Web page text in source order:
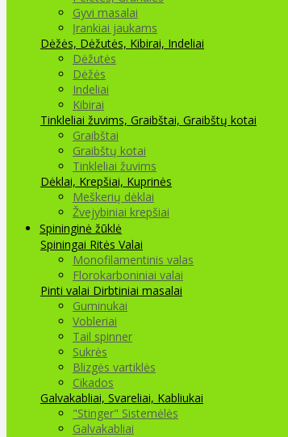
Gyvi masalai
Įrankiai jaukams
Dėžės, Dėžutės, Kibirai, Indeliai
Dėžutės
Dėžės
Indeliai
Kibirai
Tinkleliai žuvims, Graibštai, Graibštų kotai
Graibštai
Graibštų kotai
Tinkleliai žuvims
Dėklai, Krepšiai, Kuprinės
Meškerių dėklai
Žvejybiniai krepšiai
Spininginė žūklė
Spiningai Ritės Valai
Monofilamentinis valas
Florokarboniniai valai
Pinti valai Dirbtiniai masalai
Guminukai
Vobleriai
Tail spinner
Sukrės
Blizgės vartiklės
Cikados
Galvakabliai, Svareliai, Kabliukai
"Stinger" Sistemėlės
Galvakabliai